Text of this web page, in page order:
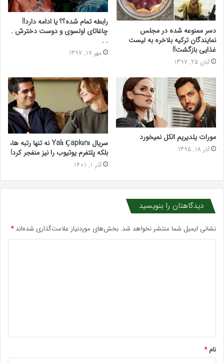
دسر ممنوعه شده در مجلس
نمایندگان ترکیه بلاخره به لیست
غذایی بازگشت!!
آبان 25, 1397
رابطه تمام شده؟؟ یا ادامه دارد!!
چاغاتای اولسوی و دوست دخترش .
. .
مهر 17, 1397
مورات یلدیریم الکل نمیخورد
آذر 18, 1395
سریال Yalı Çapkını نه تنها رتبه ها،
بلکه پلتفرم یوتیوب را نیز منفجر کرد!
آذر 1, 1401
دیدگاهتان را بنویسید
نشانی ایمیل شما منتشر نخواهد شد. بخش‌های موردنیاز علامت‌گذاری شده‌اند*
*
نام*